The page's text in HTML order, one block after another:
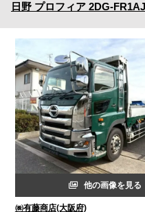
日野 プロフィア 2DG-
他の画像を見る
㈱有藤商店(大阪府)